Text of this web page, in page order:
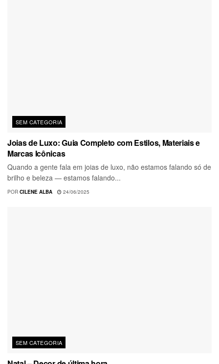
SEM CATEGORIA
Joias de Luxo: Guia Completo com Estilos, Materiais e
Marcas Icônicas
Quando a gente fala em joias de luxo, não estamos falando só de
brilho e beleza — estamos falando...
POR CILENE ALBA 24/06/2025
SEM CATEGORIA